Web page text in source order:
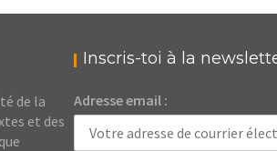
de la
et des
Inscris-toi à la
Adresse email :